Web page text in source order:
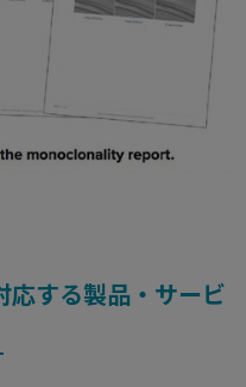
応する製品・サービ